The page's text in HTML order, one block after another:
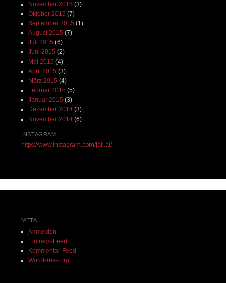
November 2015 (3)
Oktober 2015 (7)
September 2015 (1)
August 2015 (7)
Juli 2015 (6)
Juni 2015 (2)
Mai 2015 (4)
April 2015 (3)
März 2015 (4)
Februar 2015 (5)
Januar 2015 (3)
Dezember 2014(3)
November 2014(6)
INSTAGRAM
https://www.instagram.com/jafi.at/
META
Anmelden
Eintrags-Feed
Kommentar-Feed
WordPress.org